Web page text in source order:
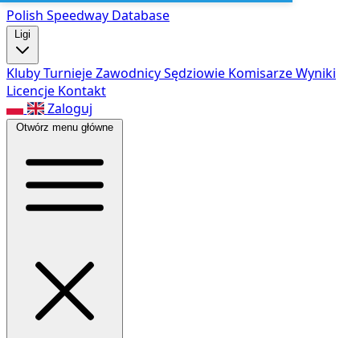
Polish Speedway Database
Ligi
KlubyTurniejeZawodnicySędziowie KomisarzeWyniki
Licencje Kontakt
Zaloguj
Otwórz menu główne